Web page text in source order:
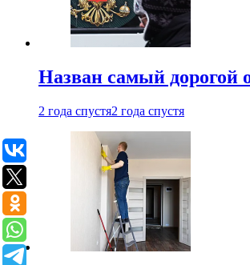
Назван самый дорогой
2 года спустя2 года спустя